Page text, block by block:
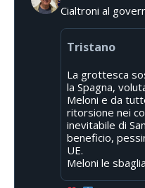
Cialtroni al
Tristano
La grottesca
la Spagna,
Meloni e da
ritorsione nei
inevitabile di
beneficio,
UE.
Meloni le